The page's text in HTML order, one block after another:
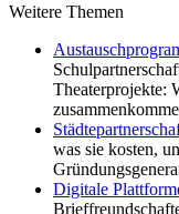
Weitere Themen
Theaterprojekte:
was sie kosten,
Digitale